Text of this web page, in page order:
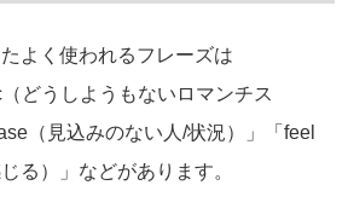
よく使われるフレーズは
（どうしようもないロマンチス
（見込みのない人/状況）」「feel
る）」などがあります。